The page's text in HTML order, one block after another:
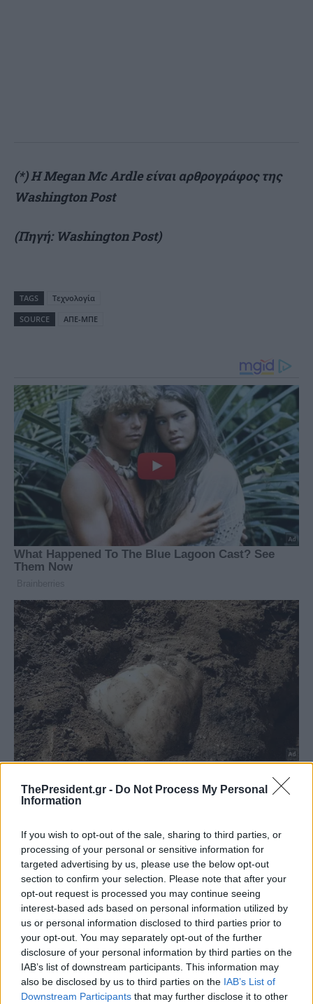
ThePresident.gr - Do Not Process My Personal
Information
If you wish to opt-out of the sale, sharing to third parties, or
processing of your personal or sensitive information for
targeted advertising by us, please use the below opt-out
section to confirm your selection. Please note that after your
opt-out request is processed you may continue seeing
interest-based ads based on personal information utilized by
us or personal information disclosed to third parties prior to
your opt-out. You may separately opt-out of the further
disclosure of your personal information by third parties on the
IAB’s list of downstream participants. This information may
also be disclosed by us to third parties on the IAB’s List of
Downstream Participants that may further disclose it to other
(*) Η Megan Mc Ardle είναι αρθρογράφος της
Washington Post
(Πηγή: Washington Post)
TAGS
Τεχνολογία
SOURCE
ΑΠΕ-ΜΠΕ